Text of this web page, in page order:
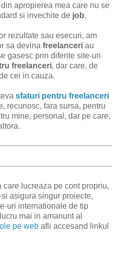
apropierea mea care nu se
si invechite de job.
rezultate sau esecuri, am
sa devina freelanceri au
gasesc prin diferite site-uri
freelanceri, dar care, de
cei in cauza.
sfaturi pentru freelanceri
recunosc, fara sursa, pentru
mine, personal, dar pe care,
lucreaza pe cont propriu,
asigura singur proiecte,
uri internationale de tip
mai in amanunt al
pe web afli accesand linkul